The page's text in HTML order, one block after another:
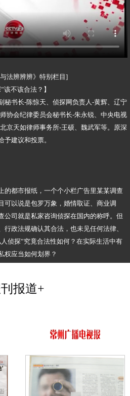
法辨辨辨》特别栏目]
不该合法？】
秘书长-陈惊天、侦探网负责人-黄辉、辽宁
协会纪律委员会秘书长-朱永锐、中央电视
京天如律师事务所-王硕、魏武军等。原深
予建议和投票。
的都市报纸，一个个小栏广告里某某调查
可以说是包罗万象，婚情取证、商业调
公司就是私家咨询侦探在国内的称呼。但
政法规确认其合法，也未见任何法律、
侦探”究竟合法性如何？在实际生活中有
权应当如何划界？
报道+